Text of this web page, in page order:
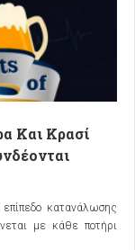
Και Κρασί
κατανάλωσης
με κάθε ποτήρι